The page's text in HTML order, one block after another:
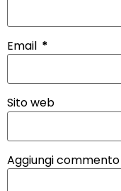
Email *
Sito web
Aggiungi commento